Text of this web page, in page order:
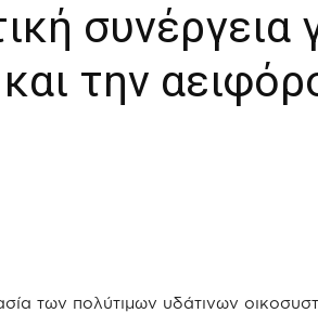
συνέργεια
την
των πολύτιμων υδάτινων